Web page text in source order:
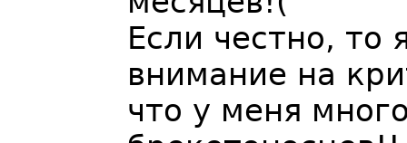
Если честно, то
внимание на
что у меня